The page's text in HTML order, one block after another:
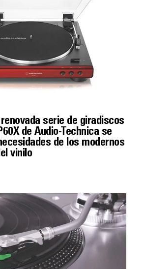
renovada serie de giradiscos
de Audio-Technica se
de los modernos
vinilo